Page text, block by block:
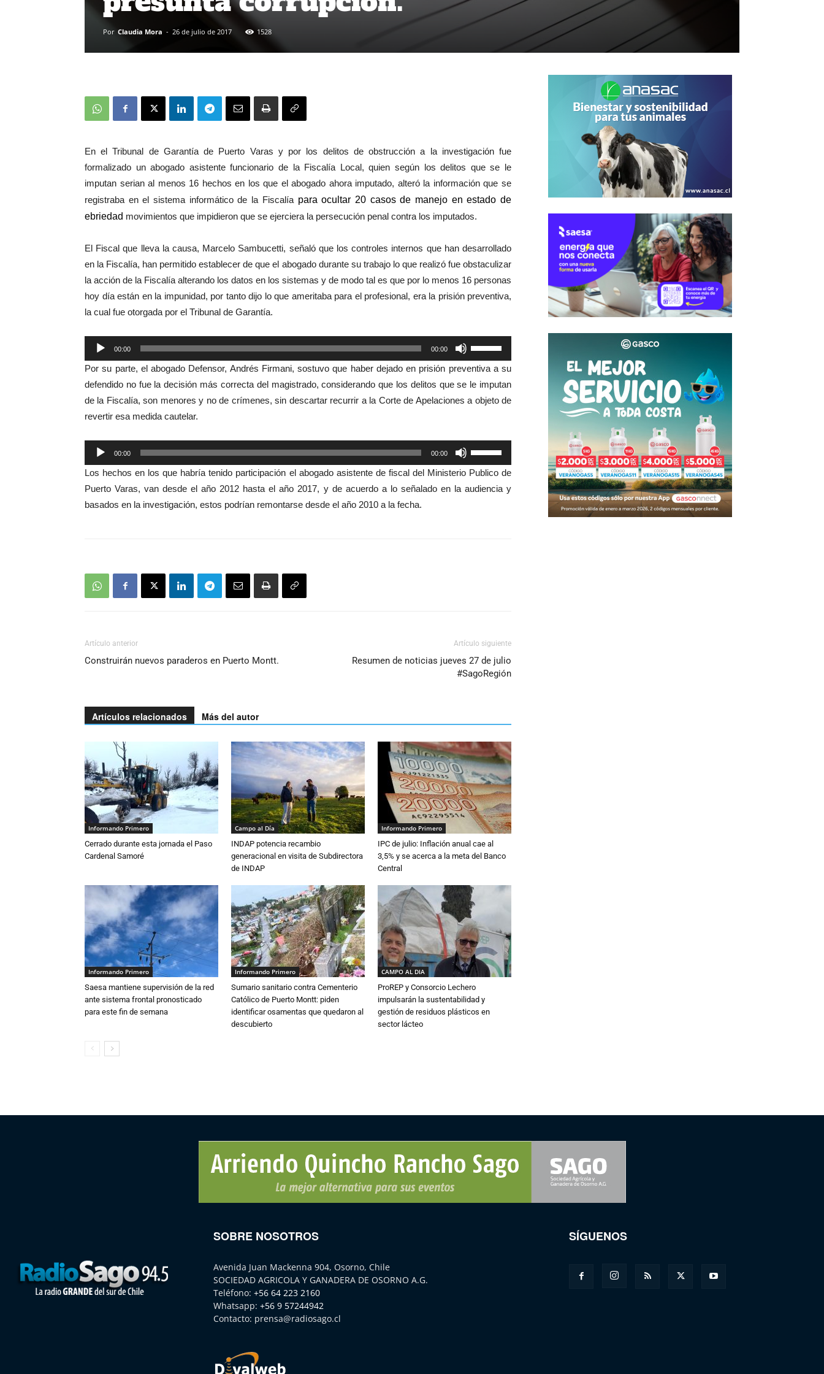
Por Claudia Mora - 26 de julio de 2017 1528
En el Tribunal de Garantía de Puerto Varas y por los delitos de obstrucción a la investigación fue
formalizado un abogado asistente funcionario de la Fiscalía Local, quien según los delitos que se le
imputan serian al menos 16 hechos en los que el abogado ahora imputado, alteró la información que se
registraba en el sistema informático de la Fiscalía para ocu ltar 20 casos de manejo en estado de
ebriedad movimientos que impidieron que se ejerciera la persecución penal contra los imputados.
El Fiscal que lleva la causa, Marcelo Sambucetti, señaló que los controles internos que han desarrollado
en la Fiscalía, han permitido establecer de que el abogado durante su trabajo lo que realizó fue obstaculizar
la acción de la Fiscalía alterando los datos en los sistemas y de modo tal es que por lo menos 16 personas
hoy día están en la impunidad, por tanto dijo lo que ameritaba para el profesional, era la prisión preventiva,
la cual fue otorgada por el Tribunal de Garantía.
Reproductor
de
audio
00:00 00:00
las
teclas
de
flecha
para
aumentar
o
disminuir
Por su parte, el abogado Defensor, Andrés Firmani, sostuvo que haber dejado en prisión preventiva a su
defendido no fue la decisión más correcta del magistrado, considerando que los delitos que se le imputan
de la Fiscalía, son menores y no de crímenes, sin descartar recurrir a la Corte de Apelaciones a objeto de
revertir esa medida cautelar.
Reproductor
de
audio
00:00 00:00
las
teclas
de
Los hechos en los que habría tenido participación el abogado asistente de fiscal del Ministerio Publico de
Puerto Varas, van desde el año 2012 hasta el año 2017, y de acuerdo a lo señalado en la audiencia y
basados en la investigación, estos podrían remontarse desde el año 2010 a la fecha.
Artículo anterior
Construirán nuevos paraderos en Puerto Montt.
Artículo siguiente
Resumen de noticias jueves 27 de julio
#SagoRegión
Artículos relacionados Más del autor
Informando Primero
Cerrado durante esta jornada el Paso
Cardenal Samoré
Campo al Día
INDAP potencia recambio
generacional en visita de Subdirectora
de INDAP
Informando Primero
IPC de julio: Inflación anual cae al
3,5% y se acerca a la meta del Banco
Central
Informando Primero
Saesa mantiene supervisión de la red
ante sistema frontal pronosticado
para este fin de semana
Informando Primero
Sumario sanitario contra Cementerio
Católico de Puerto Montt: piden
identificar osamentas que quedaron al
descubierto
CAMPO AL DIA
ProREP y Consorcio Lechero
impulsarán la sustentabilidad y
gestión de residuos plásticos en
sector lácteo
SOBRE NOSOTROS
Avenida Juan Mackenna 904, Osorno, Chile
SOCIEDAD AGRICOLA Y GANADERA DE OSORNO A.G.
Teléfono: +56 64 223 2160
Whatsapp: +56 9 57244942
Contacto: prensa@radiosago.cl
SÍGUENOS